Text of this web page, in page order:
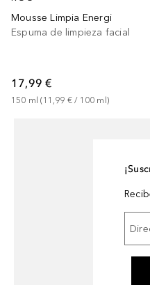
Mousse Limpia Energi
Espuma de limpieza facial
17,99 €
150 ml (11,99 € / 100 ml )